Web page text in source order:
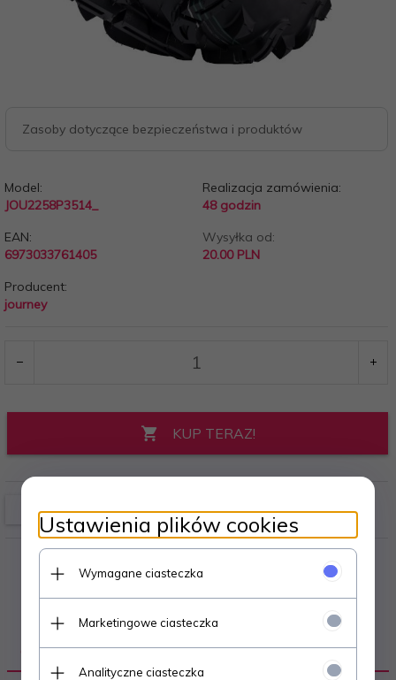
Zasoby dotyczące bezpieczeństwa i produktów
Model:
JOU2258P3514_
Realizacja zamówienia:
48 godzin
EAN:
6973033761405
Wysyłka od:
20.00 PLN
Producent:
journey
KUP TERAZ!
OPIS PRODUKTU
Ustawienia plików cookies
Wymagane ciasteczka
Marketingowe ciasteczka
Analityczne ciasteczka